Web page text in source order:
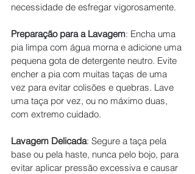
necessidade de esfregar vigorosamente.
Preparação para a Lavagem: Encha uma
pia limpa com água morna e adicione uma
pequena gota de detergente neutro. Evite
encher a pia com muitas taças de uma
vez para evitar colisões e quebras. Lave
uma taça por vez, ou no máximo duas,
com extremo cuidado.
Lavagem Delicada: Segure a taça pela
base ou pela haste, nunca pelo bojo, para
evitar aplicar pressão excessiva e causar